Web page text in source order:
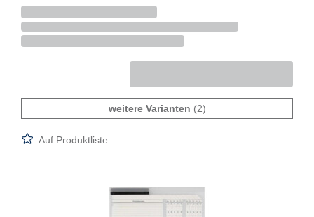
weitere Varianten (2)
Auf Produktliste